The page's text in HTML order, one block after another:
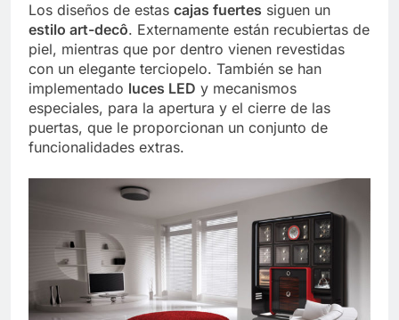
Los diseños de estas cajas fuertes siguen un
estilo art-decô. Externamente están recubiertas de
piel, mientras que por dentro vienen revestidas
con un elegante terciopelo. También se han
implementado luces LED y mecanismos
especiales, para la apertura y el cierre de las
puertas, que le proporcionan un conjunto de
funcionalidades extras.